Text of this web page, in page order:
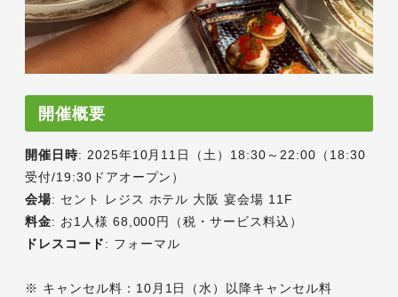
開催概要
開催日時: 2025年10月11日（土）18:30～22:00（18:30
受付/19:30ドアオープン）
会場: セント レジス ホテル 大阪 宴会場 11F
料金: お1人様 68,000円（税・サービス料込）
ドレスコード: フォーマル
※ キャンセル料：10月1日（水）以降キャンセル料